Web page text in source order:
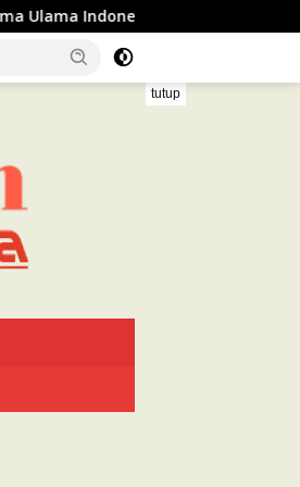
Serahkan Rekomendasi kepada
tutup